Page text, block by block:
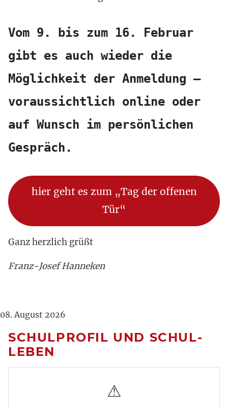
Vom 9. bis zum 16. Februar
gibt es auch wieder die
Möglichkeit der Anmeldung –
voraussichtlich online oder
auf Wunsch im persönlichen
Gespräch.
hier geht es zum „Tag der offenen
Tür“
Ganz herzlich grüßt
Franz-Josef Hanneken
08. August 2026
SCHULPROFIL UND SCHUL-
LEBEN
⚠